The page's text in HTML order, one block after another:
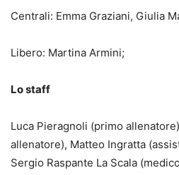
Centrali: Emma Graziani, Giulia
Libero: Martina Armini;
Lo staff
Luca Pieragnoli (primo
allenatore), Matteo Ingratta
Sergio Raspante La Scala